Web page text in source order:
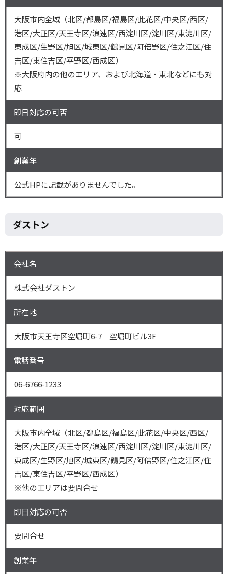
大阪市内全域（北区/都島区/福島区/此花区/中央区/西区/
港区/大正区/天王寺区/浪速区/西淀川区/淀川区/東淀川区/
東成区/生野区/旭区/城東区/鶴見区/阿倍野区/住之江区/住
吉区/東住吉区/平野区/西成区）
※大阪府内の他のエリア、および北海道・東北などにも対
応
即日対応の可否
可
創業年
公式HPに記載がありませんでした。
ダストン
会社名
株式会社ダストン
所在地
大阪市天王寺区空堀町6-7 空堀町ビル3F
電話番号
06-6766-1233
対応範囲
大阪市内全域（北区/都島区/福島区/此花区/中央区/西区/
港区/大正区/天王寺区/浪速区/西淀川区/淀川区/東淀川区/
東成区/生野区/旭区/城東区/鶴見区/阿倍野区/住之江区/住
吉区/東住吉区/平野区/西成区）
※他のエリアは要問合せ
即日対応の可否
要問合せ
創業年